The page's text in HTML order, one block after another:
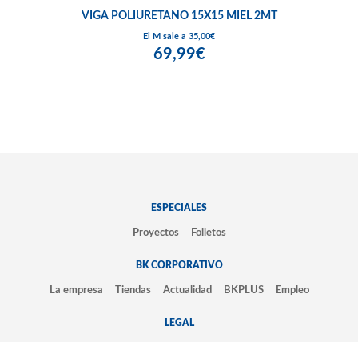
VIGA POLIURETANO 15X15 MIEL 2MT
El M sale a 35,00€
69,99€
ESPECIALES
Proyectos Folletos
BK CORPORATIVO
La empresa Tiendas Actualidad BKPLUS Empleo
LEGAL